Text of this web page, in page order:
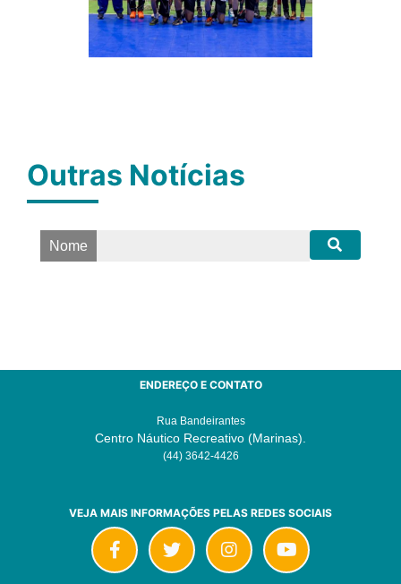
Outras Notícias
Nome
ENDEREÇO E CONTATO
Rua Bandeirantes
Centro Náutico Recreativo (Marinas).
(44) 3642-4426
VEJA MAIS INFORMAÇÕES PELAS REDES SOCIAIS